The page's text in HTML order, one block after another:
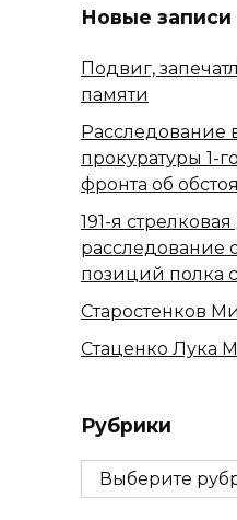
Новые записи
Подвиг,
памяти
Расследование
прокуратуры 1-
фронта об
191-я
расследование
позиций полка
Старостенков
Стаценко Лука
Рубрики
Рубрики